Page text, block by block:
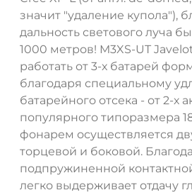
значит "удаление купола"),
дальность светового луча
1000 метров! M3XS-UT
работать от 3-х батарей
благодаря специальному
батарейного отсека - от 2-х
популярного типоразмера
фонарем осуществляется
торцевой и боковой.
подпружиненной
легко выдерживает отдачу